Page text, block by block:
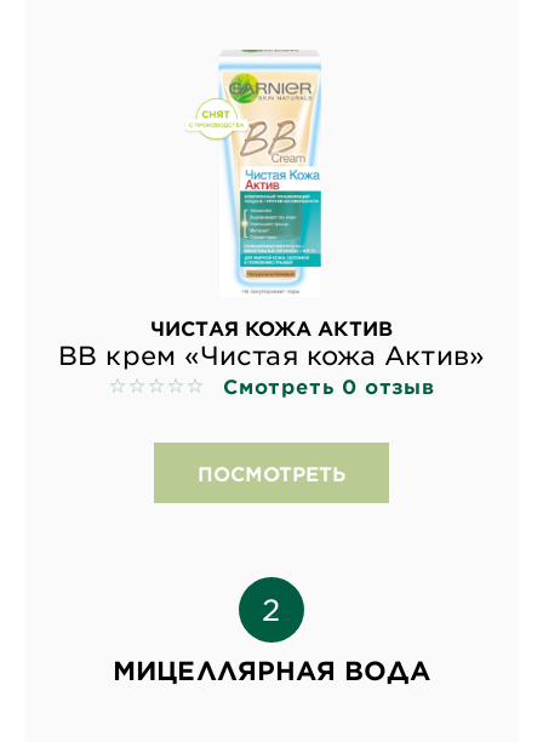
ЧИСТАЯ КОЖА АКТИВ
ВВ крем «Чистая кожа Актив»
No reviews Смотреть 0 отзыв
ПОСМОТРЕТЬ
МИЦЕЛЛЯРНАЯ ВОДА